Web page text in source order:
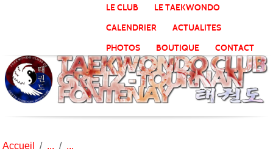
LE CLUB
LE TAEKWONDO
CALENDRIER
ACTUALITES
PHOTOS
BOUTIQUE CONTACT
Accueil
Panneau de gestion des cookies